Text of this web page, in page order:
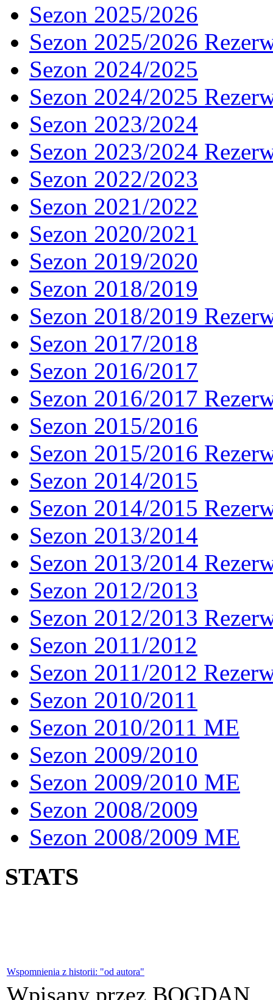
Sezon 2025/2026
Sezon 2025/2026
Sezon 2024/2025
Sezon 2024/2025
Sezon 2023/2024
Sezon 2023/2024
Sezon 2022/2023
Sezon 2021/2022
Sezon 2020/2021
Sezon 2019/2020
Sezon 2018/2019
Sezon 2018/2019
Sezon 2017/2018
Sezon 2016/2017
Sezon 2016/2017
Sezon 2015/2016
Sezon 2015/2016
Sezon 2014/2015
Sezon 2014/2015
Sezon 2013/2014
Sezon 2013/2014
Sezon 2012/2013
Sezon 2012/2013
Sezon 2011/2012
Sezon 2011/2012
Sezon 2010/2011
Sezon 2010/2011 ME
Sezon 2009/2010
Sezon 2009/2010 ME
Sezon 2008/2009
Sezon 2008/2009 ME
STATS
Wspomnienia z historii: "od autora"
Wpisany przez BOGDAN